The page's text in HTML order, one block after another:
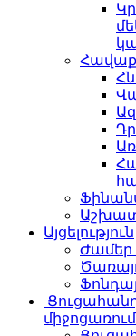
Այցելություն
Ժամեր